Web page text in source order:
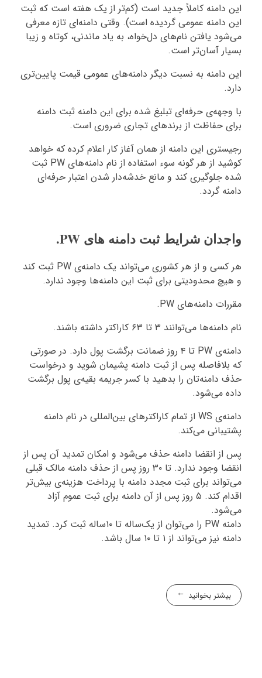
این دامنه کاملاً جدید است (کم‌تر از یک هفته است که ثبت
این دامنه عمومی گردیده است). وقتی دامنه‌ای تازه معرفی
می‌شود یافتن نام‌های دل‌خواه، به یاد ماندنی، کوتاه و زیبا
بسیار آسان‌تر است.
این دامنه به نسبت دیگر دامنه‌های عمومی قیمت پایین‌تری
دارد.
با وجهه‌ی حرفه‌ای تبلیغ شده برای این دامنه ثبت دامنه
برای حفاظت از برندهای تجاری ضروری است.
رجیستری این دامنه از همان آغاز کار اعلام کرده که خواهد
کوشید از هر گونه سوء استفاده از نام دامنه‌های PW ثبت
شده جلوگیری کند و مانع خدشه‌دار شدن اعتبار حرفه‌ای
دامنه گردد.
واجدان شرایط ثبت دامنه های PW.
هر کسی و از هر کشوری می‌تواند یک دامنه‌ی PW ثبت کند
و هیچ محدودیتی برای ثبت این دامنه‌ها وجود ندارد.
مقررات دامنه‌های PW.
نام دامنه‌ها می‌توانند ۳ تا ۶۳ کاراکتر داشته باشند.
دامنه‌ی PW تا ۴ روز ضمانت برگشت پول دارد. در صورتی
که بلافاصله پس از ثبت دامنه پشیمان شوید و درخواست
حذف دامنه‌تان را بدهید با کسر جریمه بقیه‌ی پول برگشت
داده می‌شود.
دامنه‌ی WS از تمام کاراکترهای بین‌المللی در نام دامنه
پشتیبانی می‌کند.
پس از انقضا دامنه حذف می‌شود و امکان تمدید آن پس از
انقضا وجود ندارد. تا ۳۰ روز پس از حذف دامنه مالک قبلی
می‌تواند برای ثبت مجدد دامنه با پرداخت هزینه‌ی بیش‌تر
اقدام کند. ۵ روز پس از آن دامنه برای ثبت عموم آزاد
می‌شود.
دامنه PW را می‌توان از یک‌ساله تا ۱۰ساله ثبت کرد. تمدید
دامنه نیز می‌تواند از ۱ تا ۱۰ سال باشد.
بیشتر بخوانید